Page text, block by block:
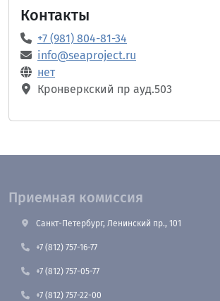
Контакты
+7 (981) 804-81-34
info@seaproject.ru
нет
Кронверкский пр ауд.503
Приемная комиссия
Санкт-Петербург, Ленинский пр., 101
+7 (812) 757-16-77
+7 (812) 757-05-77
+7 (812) 757-22-00